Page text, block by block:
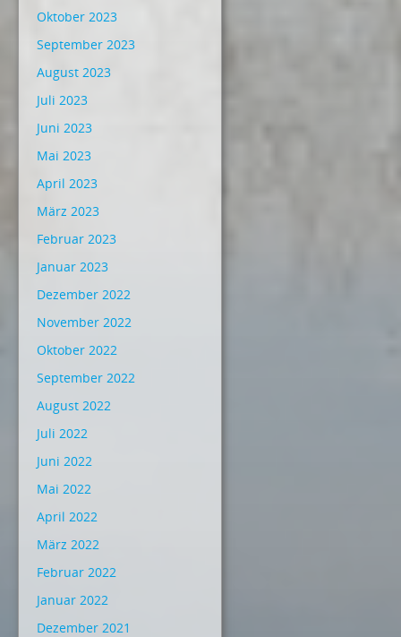
Oktober 2023
September 2023
August 2023
Juli 2023
Juni 2023
Mai 2023
April 2023
März 2023
Februar 2023
Januar 2023
Dezember 2022
November 2022
Oktober 2022
September 2022
August 2022
Juli 2022
Juni 2022
Mai 2022
April 2022
März 2022
Februar 2022
Januar 2022
Dezember 2021